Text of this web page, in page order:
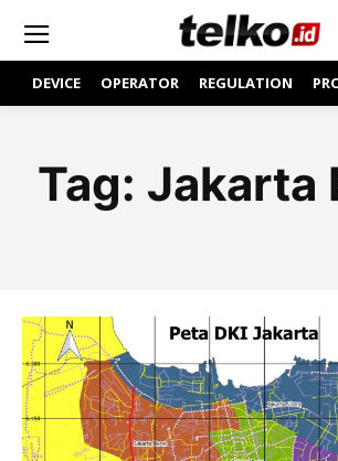
DEVICE OPERATOR REGULATION
Tag: Jakarta